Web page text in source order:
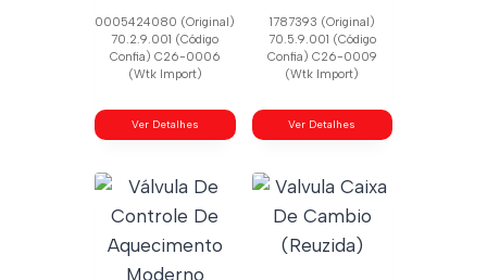
0005424080 (Original)
70.2.9.001 (Código
Confia) C26-0006
(Wtk Import)
Ver Detalhes
1787393 (Original)
70.5.9.001 (Código
Confia) C26-0009
(Wtk Import)
Ver Detalhes